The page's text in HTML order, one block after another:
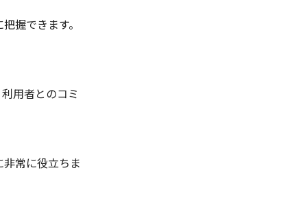
握できます。
用者とのコミ
常に役立ちま